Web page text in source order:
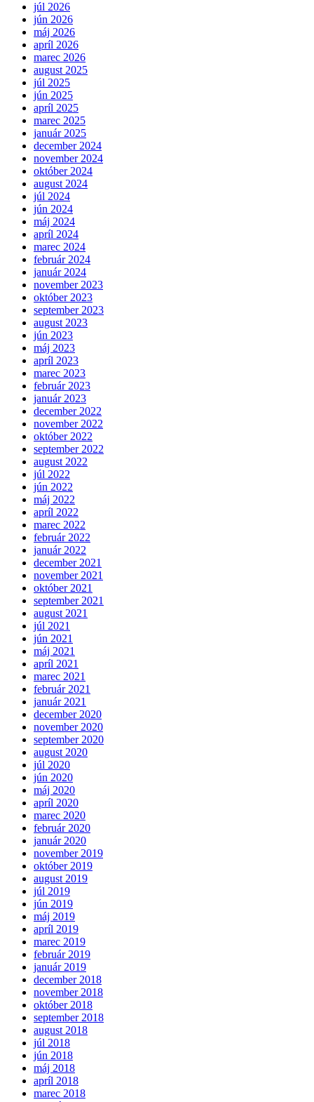
júl 2026
jún 2026
máj 2026
apríl 2026
marec 2026
august 2025
júl 2025
jún 2025
apríl 2025
marec 2025
január 2025
december 2024
november 2024
október 2024
august 2024
júl 2024
jún 2024
máj 2024
apríl 2024
marec 2024
február 2024
január 2024
november 2023
október 2023
september 2023
august 2023
jún 2023
máj 2023
apríl 2023
marec 2023
február 2023
január 2023
december 2022
november 2022
október 2022
september 2022
august 2022
júl 2022
jún 2022
máj 2022
apríl 2022
marec 2022
február 2022
január 2022
december 2021
november 2021
október 2021
september 2021
august 2021
júl 2021
jún 2021
máj 2021
apríl 2021
marec 2021
február 2021
január 2021
december 2020
november 2020
september 2020
august 2020
júl 2020
jún 2020
máj 2020
apríl 2020
marec 2020
február 2020
január 2020
november 2019
október 2019
august 2019
júl 2019
jún 2019
máj 2019
apríl 2019
marec 2019
február 2019
január 2019
december 2018
november 2018
október 2018
september 2018
august 2018
júl 2018
jún 2018
máj 2018
apríl 2018
marec 2018